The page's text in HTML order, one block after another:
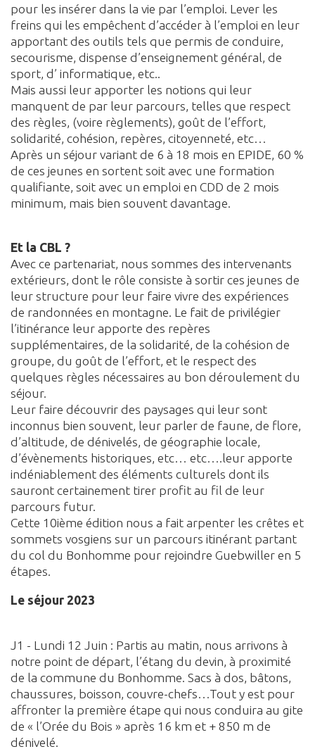
pour les insérer dans la vie par l’emploi. Lever les
freins qui les empêchent d’accéder à l’emploi en leur
apportant des outils tels que permis de conduire,
secourisme, dispense d’enseignement général, de
sport, d’ informatique, etc..
Mais aussi leur apporter les notions qui leur
manquent de par leur parcours, telles que respect
des règles, (voire règlements), goût de l’effort,
solidarité, cohésion, repères, citoyenneté, etc…
Après un séjour variant de 6 à 18 mois en EPIDE, 60 %
de ces jeunes en sortent soit avec une formation
qualifiante, soit avec un emploi en CDD de 2 mois
minimum, mais bien souvent davantage.
Et la CBL ?
Avec ce partenariat, nous sommes des intervenants
extérieurs, dont le rôle consiste à sortir ces jeunes de
leur structure pour leur faire vivre des expériences
de randonnées en montagne. Le fait de privilégier
l’itinérance leur apporte des repères
supplémentaires, de la solidarité, de la cohésion de
groupe, du goût de l’effort, et le respect des
quelques règles nécessaires au bon déroulement du
séjour.
Leur faire découvrir des paysages qui leur sont
inconnus bien souvent, leur parler de faune, de flore,
d’altitude, de dénivelés, de géographie locale,
d’évènements historiques, etc… etc….leur apporte
indéniablement des éléments culturels dont ils
sauront certainement tirer profit au fil de leur
parcours futur.
Cette 10ième édition nous a fait arpenter les crêtes et
sommets vosgiens sur un parcours itinérant partant
du col du Bonhomme pour rejoindre Guebwiller en 5
étapes.
Le séjour 2023
J1 - Lundi 12 Juin : Partis au matin, nous arrivons à
notre point de départ, l’étang du devin, à proximité
de la commune du Bonhomme. Sacs à dos, bâtons,
chaussures, boisson, couvre-chefs…Tout y est pour
affronter la première étape qui nous conduira au gite
de « l’Orée du Bois » après 16 km et + 850 m de
dénivelé.